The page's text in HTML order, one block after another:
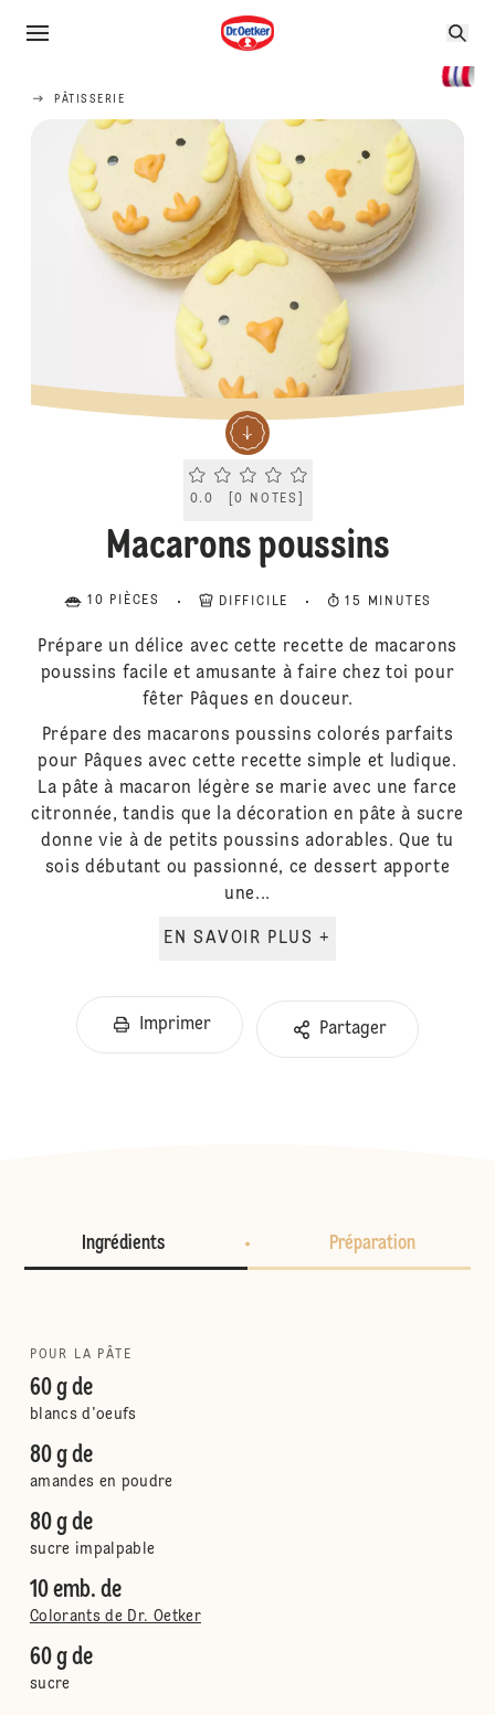
PÂTISSERIE
Current rating 0.0. Click to rate.
0.0 [0 NOTES
Macarons poussins
10 PIÈCES DIFFICILE 15 MINUTES
Prépare un délice avec cette recette de macarons
poussins facile et amusante à faire chez toi pour
fêter Pâques en douceur.
Prépare des macarons poussins colorés parfaits
pour Pâques avec cette recette simple et ludique.
La pâte à macaron légère se marie avec une farce
citronnée, tandis que la décoration en pâte à sucre
donne vie à de petits poussins adorables. Que tu
sois débutant ou passionné, ce dessert apporte
une...
EN SAVOIR PLUS +
Imprimer Partager
Ingrédients Préparation
POUR LA PÂTE
60 g de
blancs d'oeufs
80 g de
amandes en poudre
80 g de
sucre impalpable
10 emb. de
Colorants de Dr. Oetker
60 g de
sucre